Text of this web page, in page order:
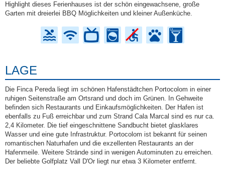
Highlight dieses Ferienhauses ist der schön eingewachsene, große
Garten mit dreierlei BBQ Möglichkeiten und kleiner Außenküche.
LAGE
Die Finca Pereda liegt im schönen Hafenstädtchen Portocolom in einer
ruhigen Seitenstraße am Ortsrand und doch im Grünen. In Gehweite
befinden sich Restaurants und Einkaufsmöglichkeiten. Der Hafen ist
ebenfalls zu Fuß erreichbar und zum Strand Cala Marcal sind es nur ca.
2,4 Kilometer. Die tief eingeschnittene Sandbucht bietet glasklares
Wasser und eine gute Infrastruktur. Portocolom ist bekannt für seinen
romantischen Naturhafen und die exzellenten Restaurants an der
Hafenmeile. Weitere Strände sind in wenigen Autominuten zu erreichen.
Der beliebte Golfplatz Vall D'Or liegt nur etwa 3 Kilometer entfernt.